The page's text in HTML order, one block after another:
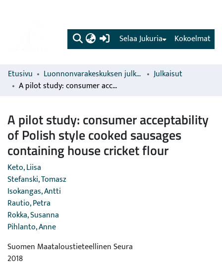
(current) Kokoelmat
Selaa Jukuria
Etusivu Luonnonvarakeskuksen julkaisut
Julkaisut
A pilot study: consumer acceptability of Polish style cooked sausages containing house cricket flour
A pilot study: consumer acceptability
of Polish style cooked sausages
containing house cricket flour
Keto, Liisa
Stefanski, Tomasz
Isokangas, Antti
Rautio, Petra
Rokka, Susanna
Pihlanto, Anne
Suomen Maataloustieteellinen Seura
2018